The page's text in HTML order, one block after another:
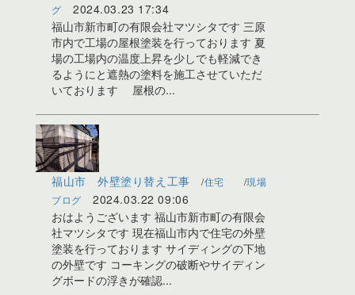
グ
2024.03.23 17:34
福山市新市町の有限会社マツシタです 三原
市内で工場の屋根塗装を行っております 夏
場の工場内の温度上昇を少しでも軽減でき
るようにと遮熱の塗料を施工させていただ
いております 屋根の...
福山市 外壁塗り替え工事 住宅
現場
ブログ
2024.03.22 09:06
おはようございます 福山市新市町の有限会
社マツシタです 現在福山市内で住宅の外壁
塗装を行っております サイディングの下地
の外壁です コーキングの破断やサイディン
グボードの浮きが確認...